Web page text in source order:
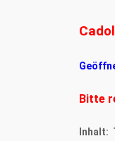
Bitte
Inhalt: